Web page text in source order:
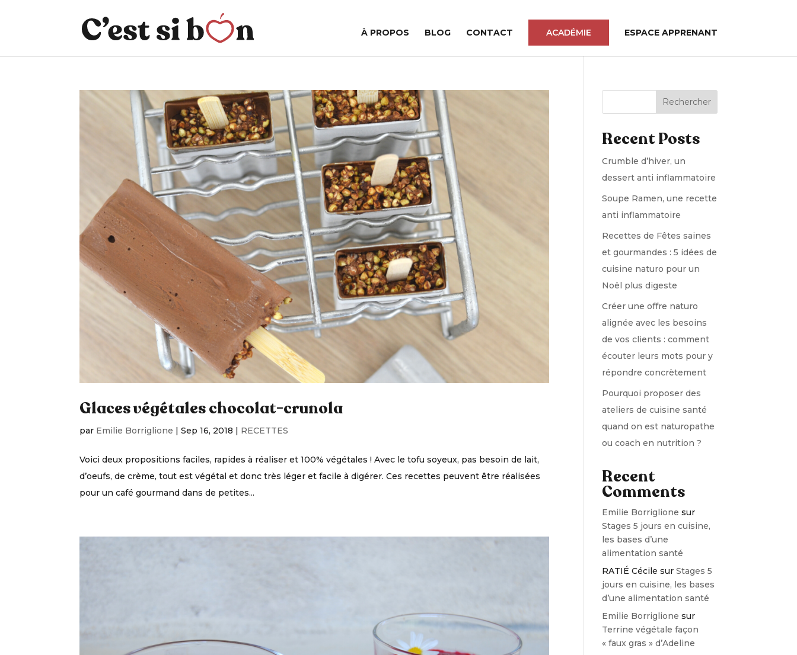
À PROPOS BLOG CONTACT ACADÉMIE ESPACE APPRENANT
Glaces végétales chocolat-crunola
par Emilie Borriglione |Sep 16, 2018 | RECETTES
Voici deux propositions faciles, rapides à réaliser et 100% végétales ! Avec le tofu soyeux, pas besoin de lait,
d’oeufs, de crème, tout est végétal et donc très léger et facile à digérer. Ces recettes peuvent être réalisées
pour un café gourmand dans de petites...
Rechercher
Recent Posts
Crumble d’hiver, un
dessert anti inflammatoire
Soupe Ramen, une recette
anti inflammatoire
Recettes de Fêtes saines
et gourmandes : 5 idées de
cuisine naturo pour un
Noël plus digeste
Créer une offre naturo
alignée avec les besoins
de vos clients : comment
écouter leurs mots pour y
répondre concrètement
Pourquoi proposer des
ateliers de cuisine santé
quand on est naturopathe
ou coach en nutrition ?
Recent
Comments
Emilie Borriglione sur
Stages 5 jours en cuisine,
les bases d’une
alimentation santé
RATIÉ Cécile surStages 5
jours en cuisine, les bases
d’une alimentation santé
Emilie Borriglione sur
Terrine végétale façon
« faux gras » d’Adeline